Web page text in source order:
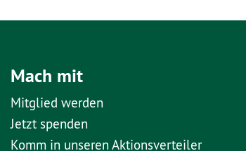
Mach mit
Mitglied werden
Jetzt spenden
Komm in unseren Aktionsverteiler